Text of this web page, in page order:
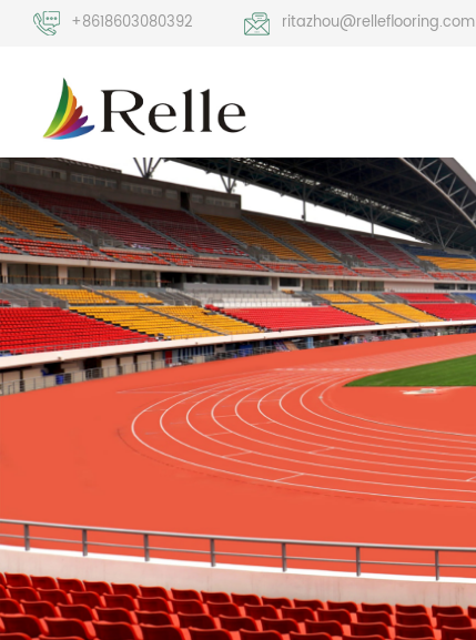
+8618603080392 ritazhou@relleflooring.com